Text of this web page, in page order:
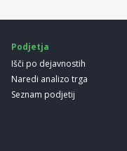
Podjetja
Išči po dejavnostih
Naredi analizo trga
Seznam podjetij